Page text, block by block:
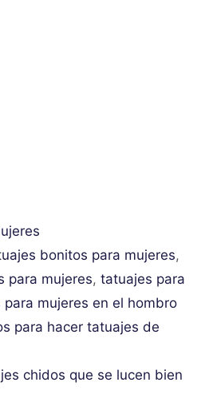
bonitos para mujeres,
para mujeres, tatuajes para
para mujeres en el hombro
para hacer tatuajes de
chidos que se lucen bien